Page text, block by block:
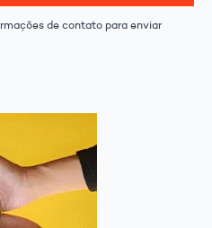
de contato para enviar